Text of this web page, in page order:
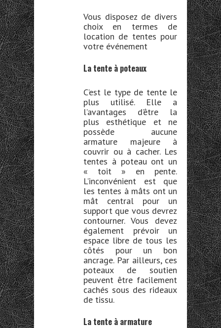
Vous disposez de divers
choix en termes de
location de tentes pour
votre événement
La tente à poteaux
C’est le type de tente le
plus utilisé. Elle a
l’avantages d’être la
plus esthétique et ne
possède aucune
armature majeure à
couvrir ou à cacher. Les
tentes à poteau ont un
« toit » en pente.
L’inconvénient est que
les tentes à mâts ont un
mât central pour un
support que vous devrez
contourner. Vous devez
également prévoir un
espace libre de tous les
côtés pour un bon
ancrage. Par ailleurs, ces
poteaux de soutien
peuvent être facilement
cachés sous des rideaux
de tissu.
La tente à armature